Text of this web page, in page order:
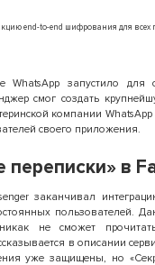
WhatsApp запустило для
смог создать
компании
своего приложения.
в
заканчивал
не сможет
в описании
уже защищены, но